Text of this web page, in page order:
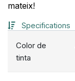
mateix!
Specifications
Color de
tinta